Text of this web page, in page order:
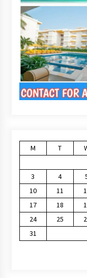
M
T
3
4
10
11
17
18
24
25
31